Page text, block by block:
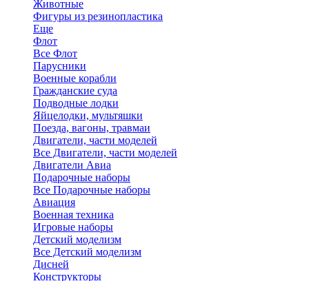
Животные
Фигуры из резинопластика
Еще
Флот
Все Флот
Парусники
Военные корабли
Гражданские суда
Подводные лодки
Яйцелодки, мультяшки
Поезда, вагоны, травмаи
Двигатели, части моделей
Все Двигатели, части моделей
Двигатели Авиа
Подарочные наборы
Все Подарочные наборы
Авиация
Военная техника
Игровые наборы
Детский моделизм
Все Детский моделизм
Дисней
Конструкторы